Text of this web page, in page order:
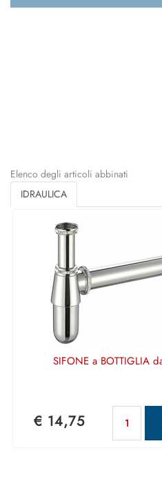
Elenco degli articoli abbinati
IDRAULICA
SIFONE a BOTTIGLIA
€ 14,75